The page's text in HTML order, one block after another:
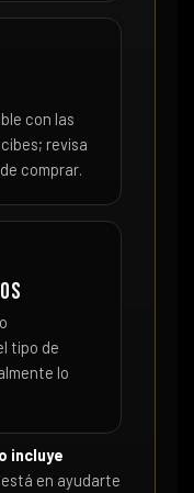
con las
revisa
comprar.
tipo de
lo
incluye
está en ayudarte